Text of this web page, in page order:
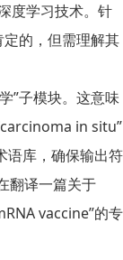
度学习技术。针
定的，但需理解其
”子模块。这意味
in situ”
语库，确保输出符
翻译一篇关于
vaccine”的专